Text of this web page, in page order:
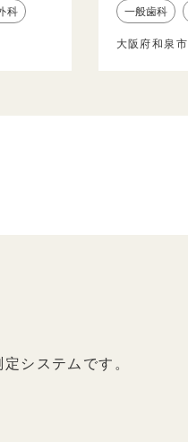
科 一般歯科
大阪府和泉市
システムです。